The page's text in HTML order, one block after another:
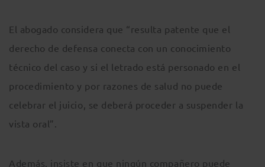
El abogado considera que “resulta patente que el
derecho de defensa conecta con un conocimiento
técnico del caso y si el letrado está personado en el
procedimiento y por razones de salud no puede
celebrar el juicio, se deberá proceder a suspender la
vista oral”.
Además, insiste en que ningún compañero puede